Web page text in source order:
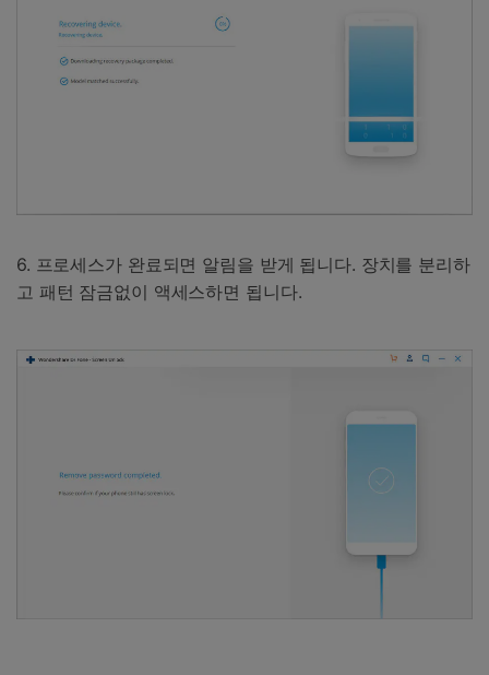
6. 프로세스가 완료되면 알림을 받게 됩니다. 장치를 분리하
고 패턴 잠금없이 액세스하면 됩니다.